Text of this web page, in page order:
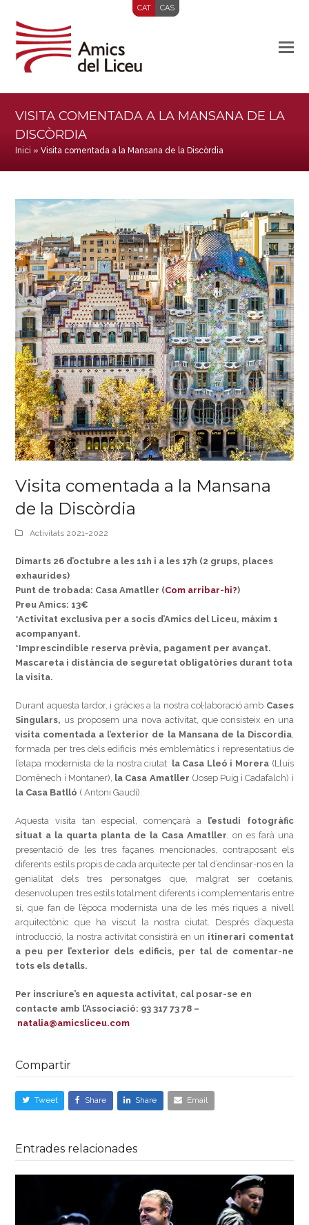
CAT CAS
VISITA COMENTADA A LA MANSANA DE LA
DISCÒRDIA
Inici »Visita comentada a la Mansana de la Discòrdia
Visita comentada a la Mansana
de la Discòrdia
Activitats 2021-2022
Dimarts 26 d’octubre a les 11h i a les 17h (2 grups, places
exhaurides)
Punt de trobada: Casa Amatller (Com arribar-hi?)
Preu Amics: 13€
*Activitat exclusiva per a socis d’Amics del Liceu, màxim 1
acompanyant.
*Imprescindible reserva prèvia, pagament per avançat.
Mascareta i distància de seguretat obligatòries durant tota
la visita.
Durant aquesta tardor, i gràcies a la nostra col·laboració amb Cases
Singulars, us proposem una nova activitat, que consisteix en una
visita comentada a l’exterior de la Mansana de la Discordia,
formada per tres dels edificis més emblemàtics i representatius de
l’etapa modernista de la nostra ciutat: la Casa Lleó i Morera (Lluís
Domènech i Montaner), la Casa Amatller (Josep Puig i Cadafalch) i
la Casa Batlló ( Antoni Gaudí).
Aquesta visita tan especial, començarà a l’estudi fotogràfic
situat a la quarta planta de la Casa Amatller , on es farà una
presentació de les tres façanes mencionades, contraposant els
diferents estils propis de cada arquitecte per tal d’endinsar-nos en la
genialitat dels tres personatges que, malgrat ser coetanis,
desenvolupen tres estils totalment diferents i complementaris entre
sí, que fan de l’època modernista una de les més riques a nivell
arquitectònic que ha viscut la nostra ciutat. Després d’aquesta
introducció, la nostra activitat consistirà en un itinerari comentat
a peu per l’exterior dels edificis, per tal de comentar-ne
tots els detalls.
Per inscriure’s en aquesta activitat, cal posar-se en
contacte amb l’Associació: 93 317 73 78 –
natalia@amicsliceu.com
Compartir
Tweet Share Share Email
Entrades relacionades